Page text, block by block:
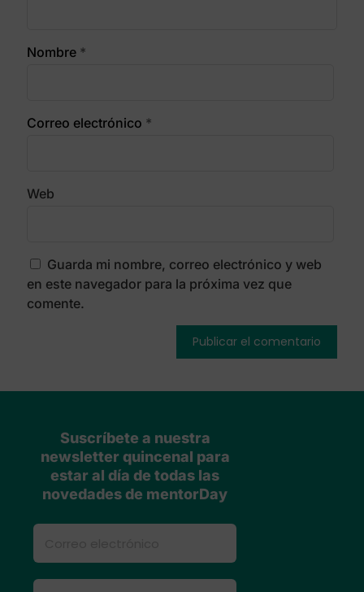
Nombre *
Correo electrónico *
Web
Guarda mi nombre, correo electrónico y web
en este navegador para la próxima vez que
comente.
Suscríbete a nuestra
newsletter quincenal para
estar al día de todas las
novedades de mentorDay